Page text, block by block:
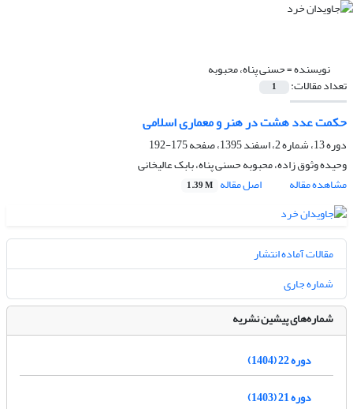
نویسنده =حسنی پناه، محبوبه
تعداد مقالات: 1
حکمت عدد هشت در هنر و معماری اسلامی
دوره 13، شماره 2، اسفند 1395، صفحه
175-192
وحیده وثوق زاده، محبوبه حسنی پناه، بابک عالیخانی
مشاهده مقاله
اصل مقاله 1.39 M
مقالات آماده انتشار
شماره جاری
شماره‌های پیشین نشریه
دوره 22 (1404)
دوره 21 (1403)